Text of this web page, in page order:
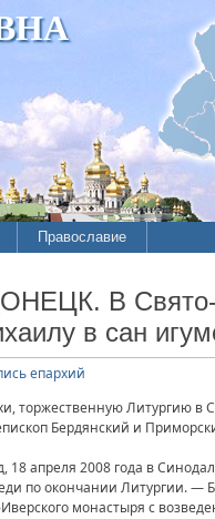
Православие
История
Митрополиты
Хроники
В
в сан
епархий
торжественную Литургию
Бердянский и
18 апреля 2008 года в
по окончании Литургии.
монастыря с